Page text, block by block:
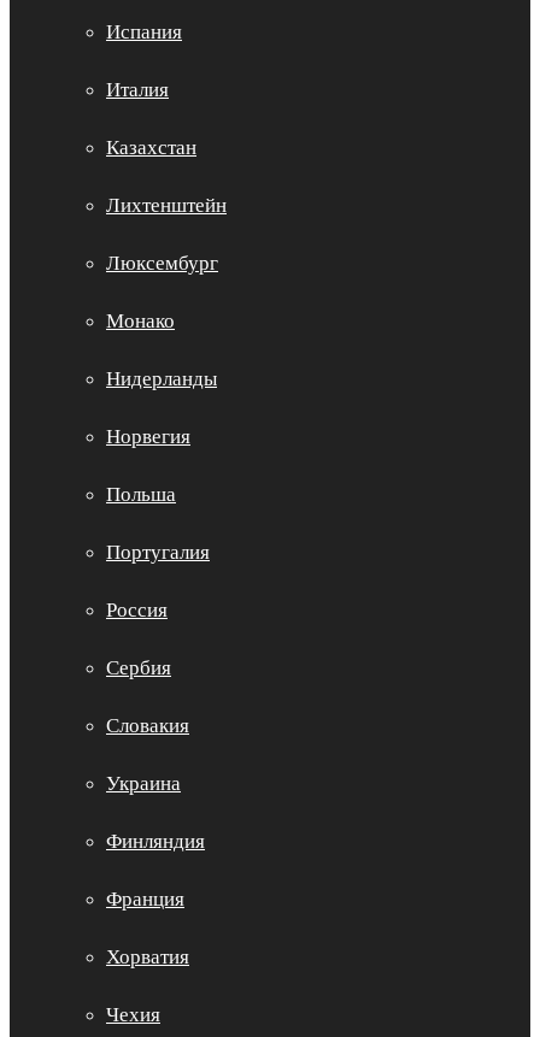
Испания
Италия
Казахстан
Лихтенштейн
Люксембург
Монако
Нидерланды
Норвегия
Польша
Португалия
Россия
Сербия
Словакия
Украина
Финляндия
Франция
Хорватия
Чехия